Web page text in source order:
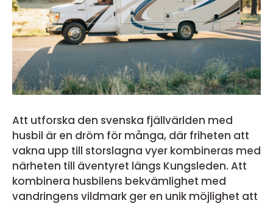
Att utforska den svenska fjällvärlden med
husbil är en dröm för många, där friheten att
vakna upp till storslagna vyer kombineras med
närheten till äventyret längs Kungsleden. Att
kombinera husbilens bekvämlighet med
vandringens vildmark ger en unik möjlighet att